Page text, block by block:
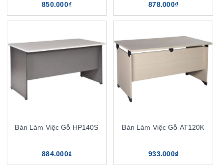
850.000₫ 878.000₫
Bàn Làm Việc Gỗ HP140S
884.000₫
Bàn Làm Việc Gỗ AT120K
933.000₫